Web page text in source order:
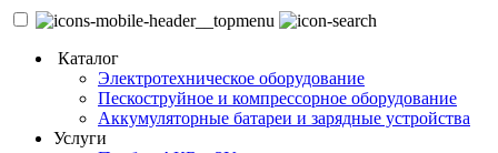
Каталог
Электротехническое оборудование
Пескоструйное и компрессорное оборудование
Аккумуляторные батареи и зарядные устройства
Услуги